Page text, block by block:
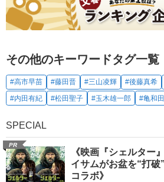
その他のキーワードタグ一覧
#高市早苗 #藤田晋 #三山凌輝 #後藤真希
#内田有紀
#松田聖子 #玉木雄一郎 #亀和
SPECIAL
PR
《映画『シェルター
イサムがお盆を“打破
コラボ》